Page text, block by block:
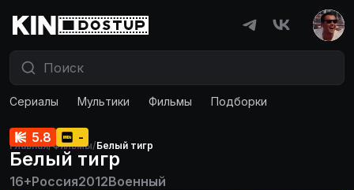
Сериалы Мультики Фильмы Подборки
Главная/Фильмы/Белый тигр
5.8 -
Белый тигр
16+Россия2012Военный